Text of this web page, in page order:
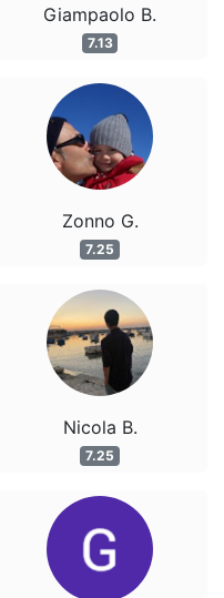
Giampaolo B.
7.13
Zonno G.
7.25
Nicola B.
7.25